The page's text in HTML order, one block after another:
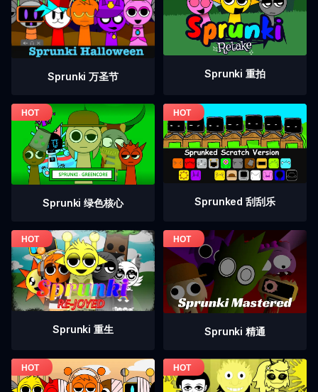
Sprunki 万圣节 Sprunki 重拍
Sprunki 绿色核心 Sprunked 刮刮乐
Sprunki 重生 Sprunki 精通